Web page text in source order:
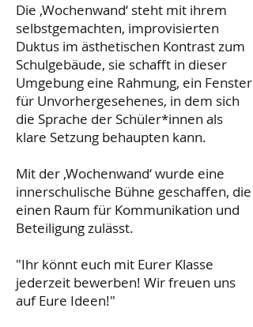
Die ‚Wochenwand‘ steht mit ihrem
selbstgemachten, improvisierten
Duktus im ästhetischen Kontrast zum
Schulgebäude, sie schafft in dieser
Umgebung eine Rahmung, ein Fenster
für Unvorhergesehenes, in dem sich
die Sprache der Schüler*innen als
klare Setzung behaupten kann.
Mit der ‚Wochenwand‘ wurde eine
innerschulische Bühne geschaffen, die
einen Raum für Kommunikation und
Beteiligung zulässt.
"Ihr könnt euch mit Eurer Klasse
jederzeit bewerben! Wir freuen uns
auf Eure Ideen!"